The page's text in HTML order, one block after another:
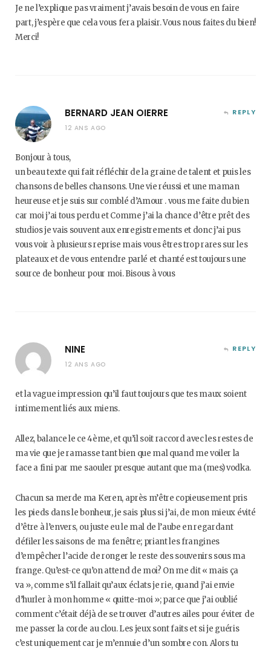
Je ne l’explique pas vraiment j’avais besoin de vous en faire
part, j’espère que cela vous fera plaisir. Vous nous faites du bien!
Merci!
BERNARD JEAN OIERRE
12 ANS AGO
REPLY
Bonjour à tous,
un beau texte qui fait réfléchir de la graine de talent et puis les
chansons de belles chansons. Une vie réussi et une maman
heureuse et je suis sur comblé d’Amour . vous me faite du bien
car moi j’ai tous perdu et Comme j’ai la chance d’être prêt des
studios je vais souvent aux enregistrements et donc j’ai pus
vous voir à plusieurs reprise mais vous êtres trop rares sur les
plateaux et de vous entendre parlé et chanté est toujours une
source de bonheur pour moi. Bisous à vous
NINE
12 ANS AGO
REPLY
et la vague impression qu’il faut toujours que tes maux soient
intimement liés aux miens.
Allez, balance le ce 4ème, et qu’il soit raccord avec les restes de
ma vie que je ramasse tant bien que mal quand me voiler la
face a fini par me saouler presque autant que ma (mes) vodka.
Chacun sa merde ma Keren, après m’être copieusement pris
les pieds dans le bonheur, je sais plus si j’ai, de mon mieux évité
d’être à l’envers, ou juste eu le mal de l’aube en regardant
défiler les saisons de ma fenêtre; priant les frangines
d’empêcher l’acide de ronger le reste des souvenirs sous ma
frange. Qu’est-ce qu’on attend de moi? On me dit « mais ça
va », comme s’il fallait qu’aux éclats je rie, quand j’ai envie
d’hurler à mon homme « quitte-moi »; parce que j’ai oublié
comment c’était déjà de se trouver d’autres ailes pour éviter de
me passer la corde au clou. Les jeux sont faits et si je guéris
c’est uniquement car je m’ennuie d’un sombre con. Alors tu